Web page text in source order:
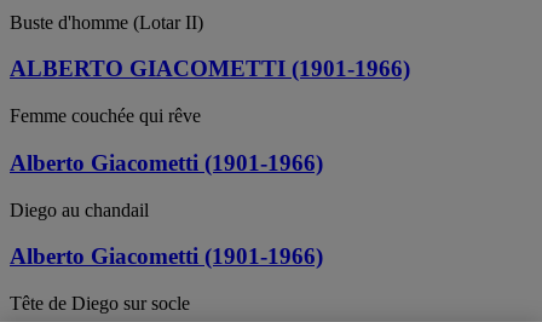
Buste d'homme (Lotar II)
ALBERTO GIACOMETTI (1901-1966)
Femme couchée qui rêve
Alberto Giacometti (1901-1966)
Diego au chandail
Alberto Giacometti (1901-1966)
Tête de Diego sur socle